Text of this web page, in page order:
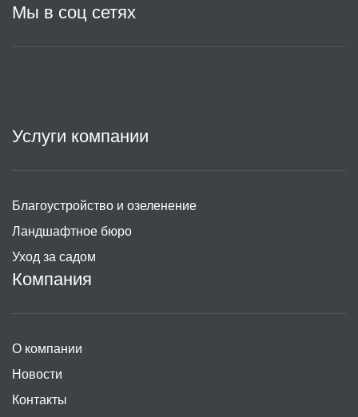
Мы в соц сетях
Услуги компании
Благоустройство и озеленение
Ландшафтное бюро
Уход за садом
Компания
О компании
Новости
Контакты